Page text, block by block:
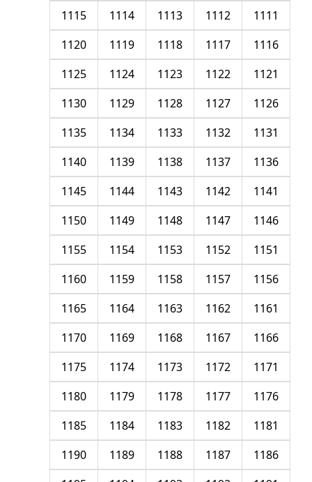
1111
1112
1113
1114
1115
1116
1117
1118
1119
1120
1121
1122
1123
1124
1125
1126
1127
1128
1129
1130
1131
1132
1133
1134
1135
1136
1137
1138
1139
1140
1141
1142
1143
1144
1145
1146
1147
1148
1149
1150
1151
1152
1153
1154
1155
1156
1157
1158
1159
1160
1161
1162
1163
1164
1165
1166
1167
1168
1169
1170
1171
1172
1173
1174
1175
1176
1177
1178
1179
1180
1181
1182
1183
1184
1185
1186
1187
1188
1189
1190